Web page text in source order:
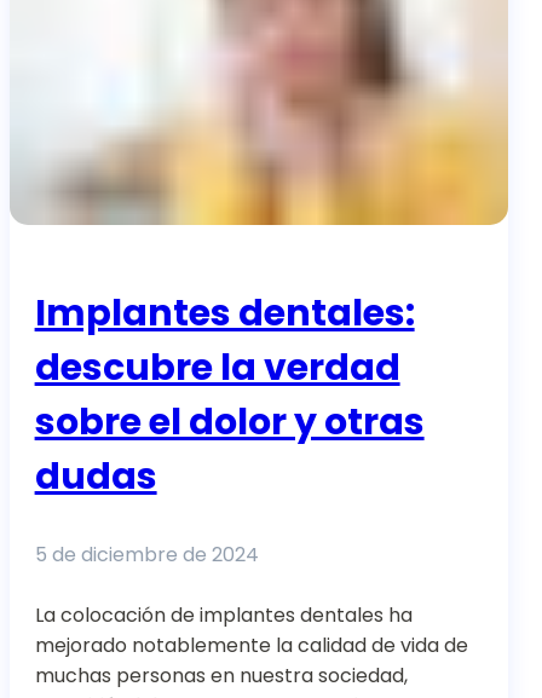
Implantes dentales:
descubre la verdad
sobre el dolor y otras
dudas
5 de diciembre de 2024
La colocación de implantes dentales ha
mejorado notablemente la calidad de vida de
muchas personas en nuestra sociedad,